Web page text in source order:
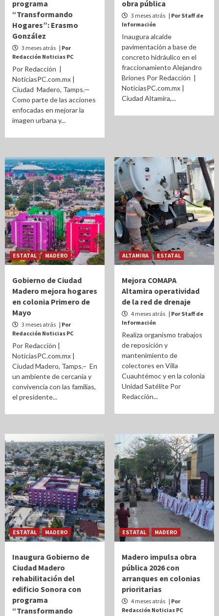
programa
“Transformando
Hogares”: Erasmo
González
3 meses atrás | Por
Redacción Noticias PC
Por Redacción |
NoticiasPC.com.mx |
Ciudad Madero, Tamps.—
Como parte de las acciones
enfocadas en mejorar la
imagen urbana y...
obra pública
3 meses atrás | Por Staff de
Información
Inaugura alcalde
pavimentación a base de
concreto hidráulico en el
fraccionamiento Alejandro
Briones Por Redacción |
NoticiasPC.com.mx |
Ciudad Altamira,...
ESTATAL MADERO
Gobierno de Ciudad
Madero mejora hogares
en colonia Primero de
Mayo
3 meses atrás | Por
Redacción Noticias PC
Por Redacción |
NoticiasPC.com.mx |
Ciudad Madero, Tamps.– En
un ambiente de cercanía y
convivencia con las familias,
el presidente...
ALTAMIRA ESTATAL
Mejora COMAPA
Altamira operatividad
de la red de drenaje
4 meses atrás | Por Staff de
Información
Realiza organismo trabajos
de reposición y
mantenimiento de
colectores en Villa
Cuauhtémoc y en la colonia
Unidad Satélite Por
Redacción...
ESTATAL MADERO
Inaugura Gobierno de
Ciudad Madero
rehabilitación del
edificio Sonora con
programa
“Transformando
ESTATAL MADERO
Madero impulsa obra
pública 2026 con
arranques en colonias
prioritarias
4 meses atrás | Por
Redacción Noticias PC